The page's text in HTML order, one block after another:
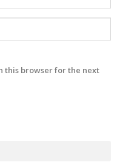
this browser for the next